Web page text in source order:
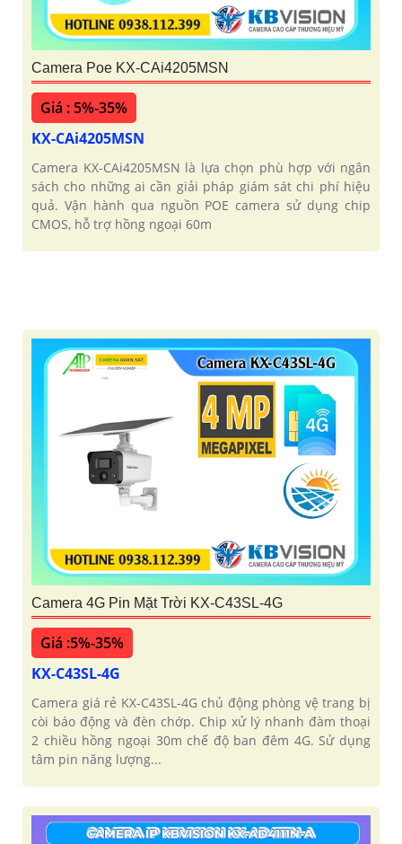
Camera Poe KX-CAi4205MSN
Giá : 5%-35%
KX-CAi4205MSN
Camera KX-CAi4205MSN là lựa chọn phù hợp với ngân
sách cho những ai cần giải pháp giám sát chi phí hiệu
quả. Vận hành qua nguồn POE camera sử dụng chip
CMOS, hỗ trợ hồng ngoại 60m
Camera 4G Pin Mặt Trời KX-C43SL-4G
Giá :5%-35%
KX-C43SL-4G
Camera giá rẻ KX-C43SL-4G chủ động phòng vệ trang bị
còi báo động và đèn chớp. Chip xử lý nhanh đàm thoại
2 chiều hồng ngoại 30m chế độ ban đêm 4G. Sử dụng
tâm pin năng lượng...